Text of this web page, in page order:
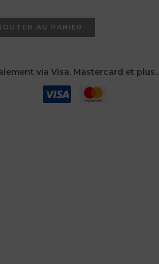
à
150,00€
AU PANIER
via Visa, Mastercard et plus..